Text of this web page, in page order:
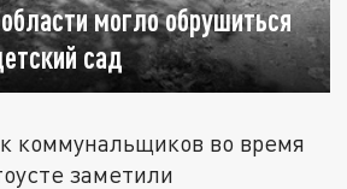
могло обрушиться
сад
коммунальщиков во время
заметили